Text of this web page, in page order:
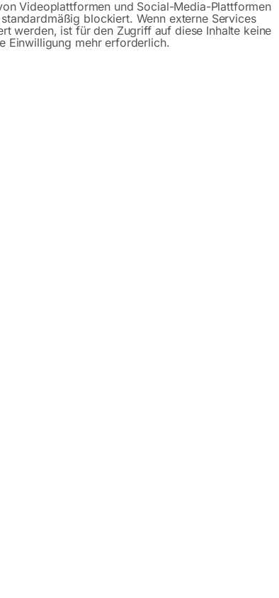
Produktsicherheit
2
arretiert oder automatisch aufgerollt werden
Tragegriff aus Wandhalterung entnehmbar
Videoplattformen und Social-Media-Plattformen
blockiert. Wenn externe Services
werden, ist für den Zugriff auf diese Inhalte keine
Einwilligung mehr erforderlich.